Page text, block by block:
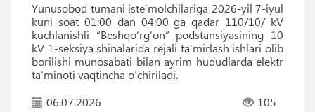
Yunusobod tumani iste’molchilariga 2026-yil 7-iyul
kuni soat 01:00 dan 04:00 ga qadar 110/10/ kV
kuchlanishli “Beshqo‘rg‘on” podstansiyasining 10
kV 1-seksiya shinalarida rejali ta’mirlash ishlari olib
borilishi munosabati bilan ayrim hududlarda elektr
ta’minoti vaqtincha o‘chiriladi.
06.07.2026
105